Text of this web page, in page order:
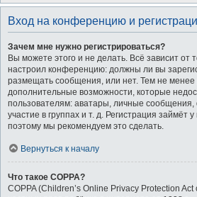
Вход на конференцию и
Зачем мне нужно регистрироваться?
Вы можете этого и не делать. Всё зависит от
настроил конференцию: должны ли вы
размещать сообщения, или нет. Тем не менее
дополнительные возможности, которые
пользователям: аватары, личные
участие в группах и т. д. Регистрация займёт
поэтому мы рекомендуем это сделать.
Вернуться к началу
Что такое COPPA?
COPPA (Children’s Online Privacy Protection